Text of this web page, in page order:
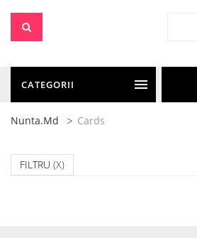
CATEGORII
Nunta.md Cards
FILTRU (X)